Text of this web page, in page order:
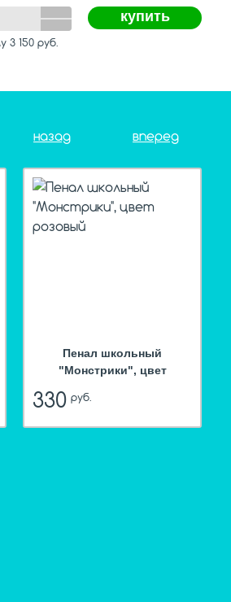
3 150руб.
купить
назад вперед
Пенал школьный
"Монстрики", цвет
330руб.